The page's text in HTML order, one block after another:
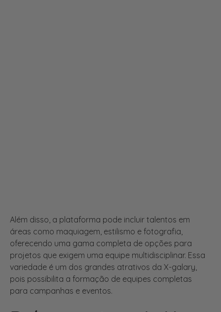
oferecendo uma gama completa de opções para
projetos que exigem uma equipe multidisciplinar. Essa
variedade é um dos grandes atrativos da X-galary,
pois possibilita a formação de equipes completas
para campanhas e eventos.
Prós e contras da X-